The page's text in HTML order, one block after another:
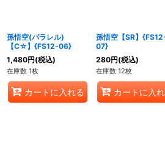
孫悟空(パラレル)
【C☆】{FS12-06}
1,480円(税込)
在庫数 1枚
カートに入れる
孫悟空【SR】
07}
280円(税込)
在庫数 12枚
カートに入